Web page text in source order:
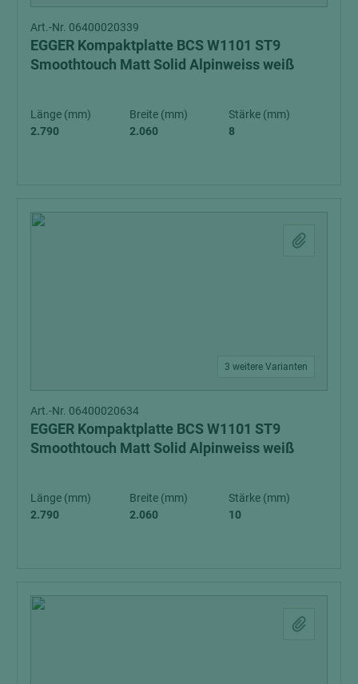
Art.-Nr. 06400020339
EGGER Kompaktplatte BCS W1101 ST9
Smoothtouch Matt Solid Alpinweiss weiß
Länge (mm)
2.790
Breite (mm)
2.060
Stärke (mm)
8
3 weitere Varianten
Art.-Nr. 06400020634
EGGER Kompaktplatte BCS W1101 ST9
Smoothtouch Matt Solid Alpinweiss weiß
Länge (mm)
2.790
Breite (mm)
2.060
Stärke (mm)
10